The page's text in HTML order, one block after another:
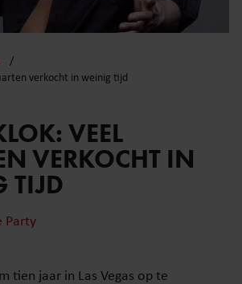
verkocht in weinig tijd
VEEL
VERKOCHT IN
TIJD
Party
tien jaar in Las Vegas op te